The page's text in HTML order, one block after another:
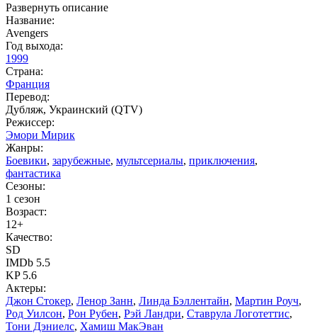
Развернуть описание
Название:
Avengers
Год выхода:
1999
Страна:
Франция
Перевод:
Дубляж, Украинский (QTV)
Режиссер:
Эмори Мирик
Жанры:
Боевики, зарубежные, мультсериалы, приключения,
фантастика
Сезоны:
1 сезон
Возраст:
12+
Качество:
SD
IMDb 5.5
KP 5.6
Актеры:
Джон Стокер, Ленор Занн, Линда Бэллентайн, Мартин Роуч,
Род Уилсон, Рон Рубен, Рэй Ландри, Ставрула Логотеттис,
Тони Дэниелс, Хамиш МакЭван